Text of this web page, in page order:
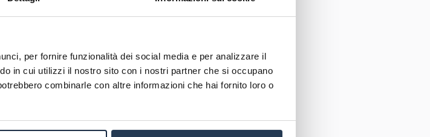
per fornire funzionalità dei social media e per analizzare il
in cui utilizzi il nostro sito con i nostri partner che si occupano
combinarle con altre informazioni che hai fornito loro o
contract law, monetary
di public economics, financial
e financial accounting al secondo anno
e risk management al secondo anno e